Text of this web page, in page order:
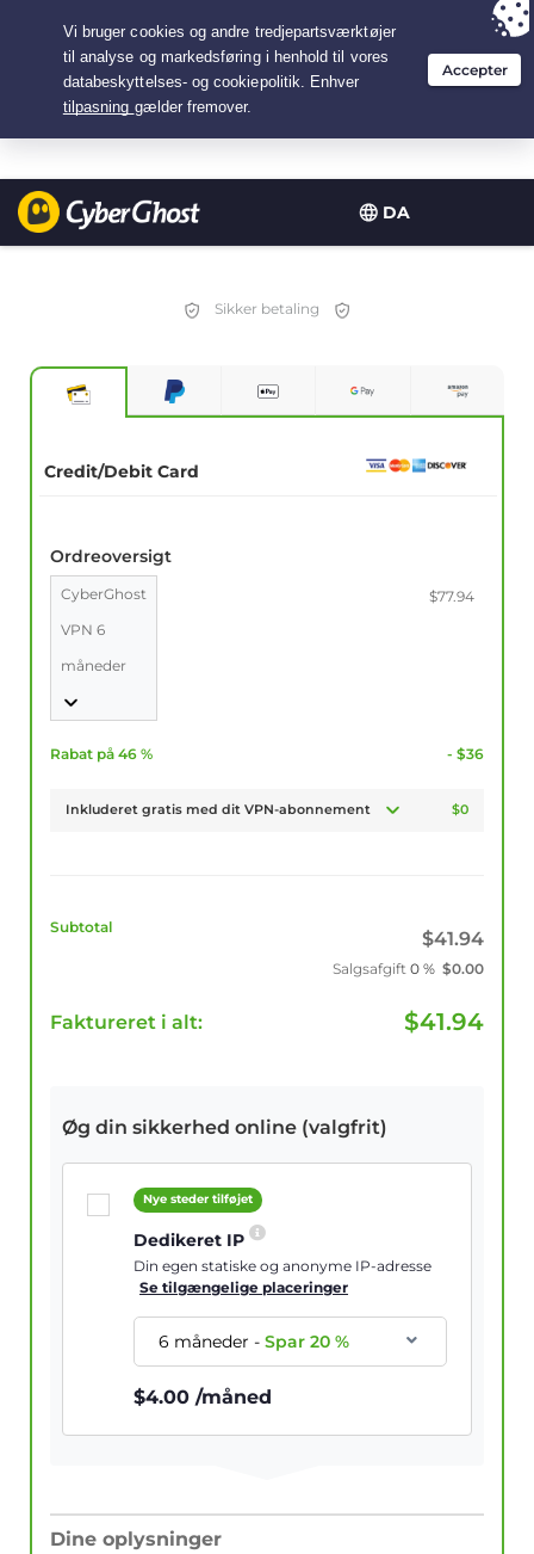
DA
Your choice:The Best Dealfor 2.1666666666667-years at $
/month
Sikker betaling
Credit/Debit Card
Ordreoversigt
CyberGhost
VPN 6
måneder
$77.94
Rabat på 46 % - $36
Inkluderet gratis med dit VPN-abonnement $0
Subtotal
$41.94
Salgsafgift 0 % $0.00
Faktureret i alt: $41.94
Øg din sikkerhed online (valgfrit)
Nye steder tilføjet
Dedikeret IP
Din egen statiske og anonyme IP-adresse
Se tilgængelige placeringer
6 måneder-Spar20 %
$4.00 /måned
Dine oplysninger